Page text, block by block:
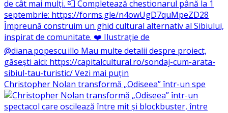
Christopher Nolan transformă „Odiseea” într-un spe